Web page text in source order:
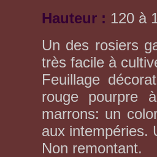
Hauteur : 120 à
Un des rosiers
très facile à
Feuillage
rouge pourpre
marrons: un
aux intempéries.
Non remontant.